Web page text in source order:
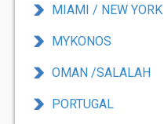
MIAMI / NEW YORK
MYKONOS
OMAN /SALALAH
PORTUGAL